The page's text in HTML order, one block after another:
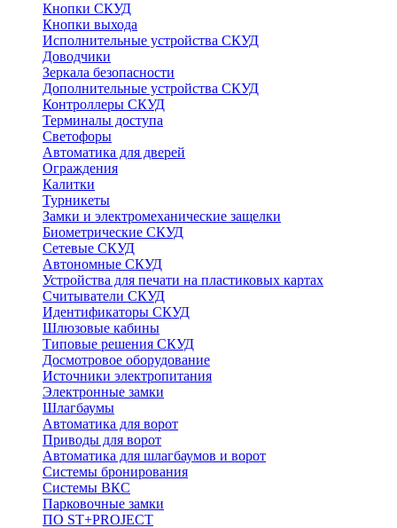
Кнопки СКУД
Кнопки выхода
Исполнительные устройства СКУД
Доводчики
Зеркала безопасности
Дополнительные устройства СКУД
Контроллеры СКУД
Терминалы доступа
Светофоры
Автоматика для дверей
Ограждения
Калитки
Турникеты
Замки и электромеханические защелки
Биометрические СКУД
Сетевые СКУД
Автономные СКУД
Устройства для печати на пластиковых картах
Считыватели СКУД
Идентификаторы СКУД
Шлюзовые кабины
Типовые решения СКУД
Досмотровое оборудование
Источники электропитания
Электронные замки
Шлагбаумы
Автоматика для ворот
Приводы для ворот
Автоматика для шлагбаумов и ворот
Системы бронирования
Системы ВКС
Парковочные замки
ПО ST+PROJECT